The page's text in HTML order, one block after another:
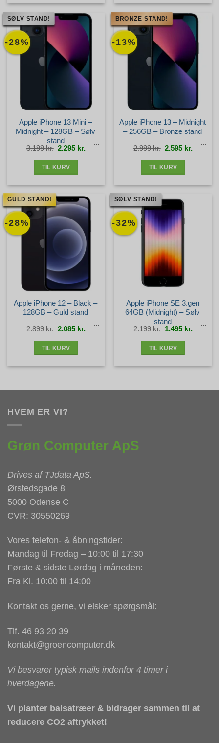
-28%
SØLV STAND!
Apple iPhone 13 Mini –
Midnight – 128GB – Sølv
stand
3.199kr. Den
oprindelige
pris
2.295 kr. Den
aktuelle
pris
TIL KURV
-13%
BRONZE STAND!
Apple iPhone 13 – Midnight
– 256GB – Bronze stand
2.999kr. Den
oprindelige
pris
2.595 kr. Den
aktuelle
pris
TIL KURV
-28%
GULD STAND!
Apple iPhone 12 – Black –
128GB – Guld stand
2.899kr. Den
oprindelige
pris
2.085 kr. Den
aktuelle
pris
TIL KURV
-32%
SØLV STAND!
Apple iPhone SE 3.gen
64GB (Midnight) – Sølv
stand
2.199kr. Den
oprindelige
pris
1.495 kr. Den
aktuelle
pris
TIL KURV
HVEM ER VI?
Grøn Computer ApS
Drives af TJdata ApS.
Ørstedsgade 8
5000 Odense C
CVR: 30550269
Vores telefon- & åbningstider:
Mandag til Fredag – 10:00 til 17:30
Første & sidste Lørdag i måneden:
Fra Kl. 10:00 til 14:00
Kontakt os gerne, vi elsker spørgsmål:
Tlf. 46 93 20 39
kontakt@groencomputer.dk
Vi besvarer typisk mails indenfor 4 timer i
hverdagene.
Vi planter balsatræer & bidrager sammen til at
reducere CO2 aftrykket!